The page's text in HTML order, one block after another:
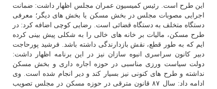
این طرح است. رئیس کمیسیون عمران مجلس اظهار داشت: ضمانت
اجرایی مصوبات مجلس در بخش مسکن یا بخش های دیگر؛ معرفی
دستگاه متخلف به دستگاه قضائی است. رضایی کوچی اضافه کرد: در
طرح مسکن، مالیات بر خانه های خالی را به شکلی پیش بینی کرده
ایم که به طور قطع، نقش بازدارندگی داشته باشد. فرشید پورحاجت
دبیر کانون سراسری انبوه سازان نیز در این برنامه اظهار داشت:
دولت سیاست ورزی مناسبی در حوزه اجاره داری و بخش مسکن
نداشته و طرح های کنونی نیز بسیار کند و دیر انجام شده است. وی
ادامه داد: سال ۸۷ قانون مترقی در حوزه مسکن در مجلس تصویب